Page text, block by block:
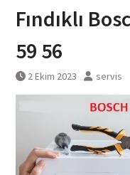
Fındıklı
59 56
2 Ekim 2023 servis